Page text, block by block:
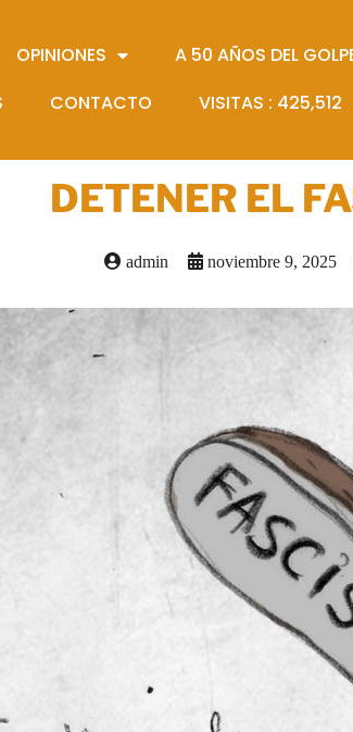
OPINIONES A 50 AÑOS DEL
CONTACTO VISITAS : 425,512
DETENER EL
admin noviembre 9, 2025